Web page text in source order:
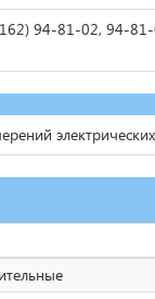
94-81-02, 94-